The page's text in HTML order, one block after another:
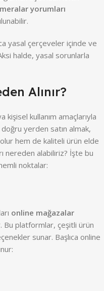
yorumları
yasal çerçeveler içinde ve
Aksi halde, yasal sorunlarla
Alınır?
kullanım amaçlarıyla
yerden satın almak,
hem de kaliteli ürün elde
nereden alabiliriz? İşte bu
noktalar:
online mağazalar
Bu platformlar, çeşitli ürün
sunar. Başlıca online